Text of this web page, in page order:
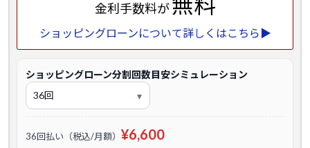
金利手数料が
ショッピングローンについて詳しくはこちら▶
ショッピングローン分割回数目安シミュレーション
36回払い（税込/月額） ¥6,600